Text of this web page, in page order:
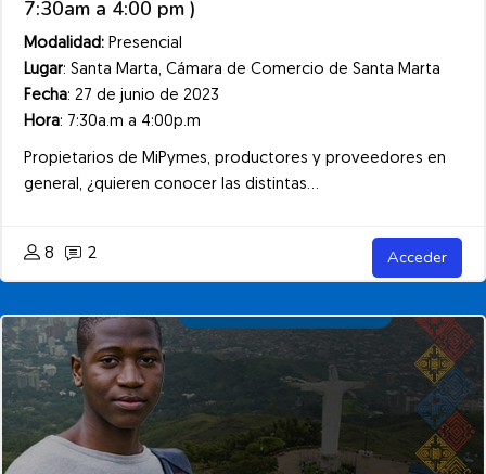
7:30am a 4:00 pm )
Modalidad: Presencial
Lugar: Santa Marta, Cámara de Comercio de Santa Marta
Fecha: 27 de junio de 2023
Hora: 7:30a.m a 4:00p.m
Propietarios de MiPymes, productores y proveedores en
general, ¿quieren conocer las distintas...
8 2 Acceder